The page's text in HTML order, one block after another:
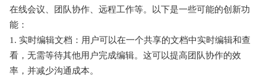
在线会议、团队协作、远程工作等。以下是一些可能的创新功
能：
1. 实时编辑文档：用户可以在一个共享的文档中实时编辑和查
看，无需等待其他用户完成编辑。这可以提高团队协作的效
率，并减少沟通成本。